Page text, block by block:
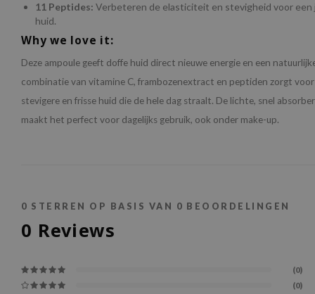
11 Peptides: Verbeteren de elasticiteit en stevigheid voor een
huid.
Why we love it:
Deze ampoule geeft doffe huid direct nieuwe energie en een
combinatie van vitamine C, frambozenextract en peptiden zorgt voor
stevigere en frisse huid die de hele dag straalt. De lichte, snel
maakt het perfect voor dagelijks gebruik, ook onder make-up.
0 STERREN OP BASIS VAN 0 BEOORDELINGEN
0 Reviews
(0)
(0)